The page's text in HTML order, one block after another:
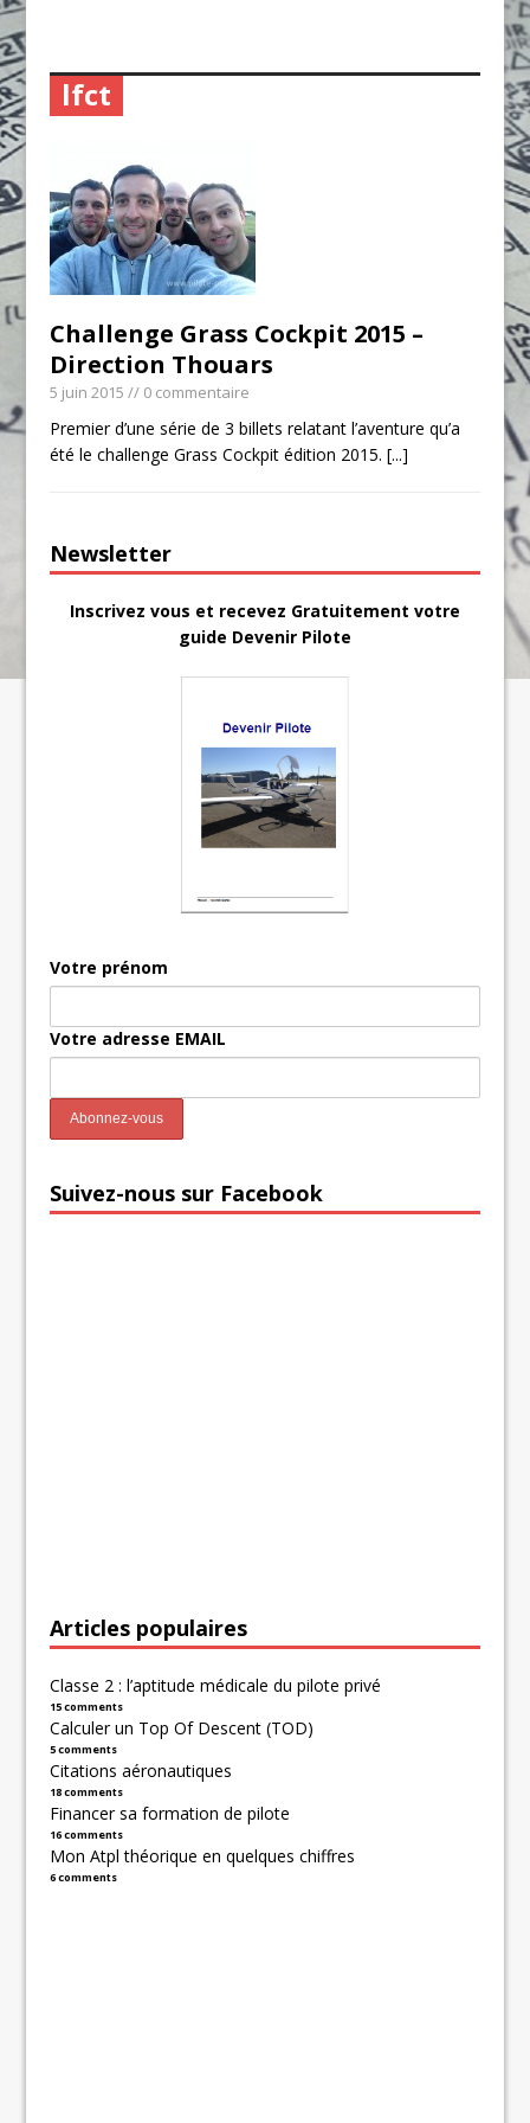
lfct
Challenge Grass Cockpit 2015 –
Direction Thouars
5 juin 2015 // 0 commentaire
Premier d’une série de 3 billets relatant l’aventure qu’a
été le challenge Grass Cockpit édition 2015.[...]
Newsletter
Inscrivez vous et recevez Gratuitement votre
guide Devenir Pilote
Votre prénom
Votre adresse EMAIL
Suivez-nous sur Facebook
Articles populaires
Classe 2 : l’aptitude médicale du pilote privé
15 comments
Calculer un Top Of Descent (TOD)
5 comments
Citations aéronautiques
18 comments
Financer sa formation de pilote
16 comments
Mon Atpl théorique en quelques chiffres
6 comments